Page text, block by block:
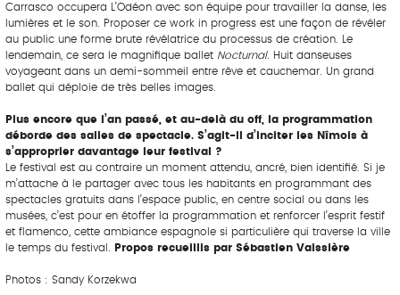
Carrasco occupera L’Odéon avec son équipe pour travailler la danse, les
lumières et le son. Proposer ce work in progress est une façon de révéler
au public une forme brute révélatrice du processus de création. Le
lendemain, ce sera le magnifique ballet Nocturnal. Huit danseuses
voyageant dans un demi-sommeil entre rêve et cauchemar. Un grand
ballet qui déploie de très belles images.
Plus encore que l’an passé, et au-delà du off, la programmation
déborde des salles de spectacle. S’agit-il d’inciter les Nîmois à
s’approprier davantage leur festival ?
Le festival est au contraire un moment attendu, ancré, bien identifié. Si je
m’attache à le partager avec tous les habitants en programmant des
spectacles gratuits dans l’espace public, en centre social ou dans les
musées, c’est pour en étoffer la programmation et renforcer l’esprit festif
et flamenco, cette ambiance espagnole si particulière qui traverse la ville
le temps du festival.
Propos recueillis par Sébastien Vaissière
Photos : Sandy Korzekwa